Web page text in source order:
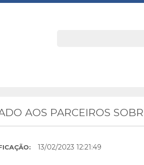
AOS PARCEIROS
13/02/2023 12:21:49